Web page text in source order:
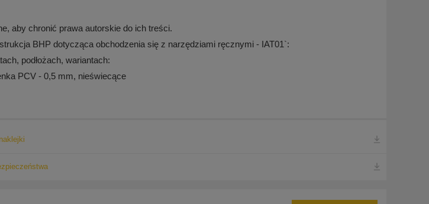
aby chronić prawa autorskie do ich treści.
BHP dotycząca obchodzenia się z narzędziami ręcznymi - IAT01`:
podłożach, wariantach:
PCV - 0,5 mm, nieświecące